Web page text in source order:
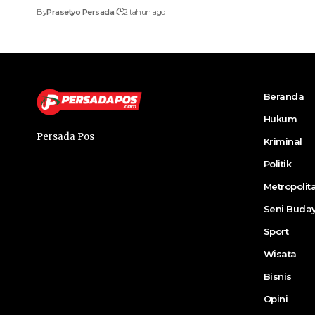
ByPrasetyo Persada 2 tahun ago
Persada Pos
Beranda
Hukum
Kriminal
Politik
Seni
Sport
Wisata
Bisnis
Opini